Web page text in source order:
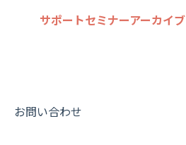
メッセージ・ファイル添付
外部リンク
内線電話
IP接続制限・端末認証設定
日報について
オプション関連について
サポートセミナーアーカイブ
お問い合わせ